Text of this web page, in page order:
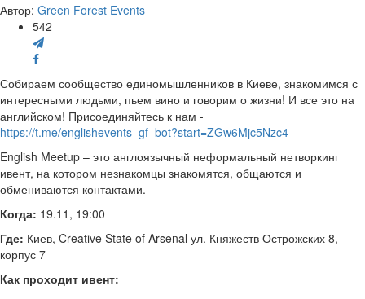
Автор: Green Forest Events
542
Собираем сообщество единомышленников в Киеве, знакомимся с
интересными людьми, пьем вино и говорим о жизни! И все это на
английском! Присоединяйтесь к нам -
https://t.me/englishevents_gf_bot?start=ZGw6Mjc5Nzc4
English Meetup – это англоязычный неформальный нетворкинг
ивент, на котором незнакомцы знакомятся, общаются и
обмениваются контактами.
Когда: 19.11, 19:00
Где: Киев, Creative State of Arsenal ул. Княжеств Острожских 8,
корпус 7
Как проходит ивент: